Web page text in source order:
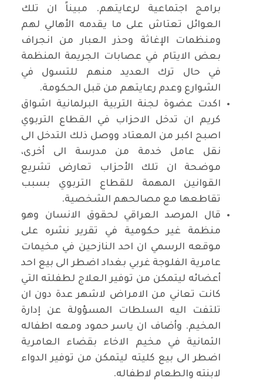
برامج اجتماعية لرعايتهم. مبيناً ان تلك
العوائل تعتاش على ما يقدمه الأهالي لهم
ومنظمات الإغاثة وحذر العبار من انجراف
بعض الايتام في عصابات الجريمة المنظمة
في حال ترك العديد منهم للتسول في
الشوارع وعدم رعايتهم من قبل الحكومة.
اكدت عضوة لجنة التربية البرلمانية اشواق
كريم ان تدخل الاحزاب في القطاع التربوي
اصبح اكبر من المعتاد ووصل ذلك التدخل الى
نقل عامل خدمة من مدرسة الى أخرى،
موضحة ان تلك الأحزاب تعارض تشريع
القوانين المهمة للقطاع التربوي بسبب
تقاطعها مع مصالحهم الشخصية.
قال المرصد العراقي لحقوق الانسان وهو
منظمة غير حكومية في تقرير نشره على
موقعه الرسمي ان احد النازحين في مخيمات
عامرية الفلوجة غربي بغداد اضطر الى بيع احد
أعضائه ليتمكن من توفير العلاج لطفلته التي
كانت تعاني من الامراض لاشهر عدة دون ان
تلتفت اليه السلطات المسؤولة عن إدارة
المخيم. وأضاف ان ياسر حمود ومعه اطفاله
الثمانية في مخيم الاخاء بقضاء العامرية
اضطر الى بيع كليته ليتمكن من توفير الدواء
لابنته والطعام لاطفاله.